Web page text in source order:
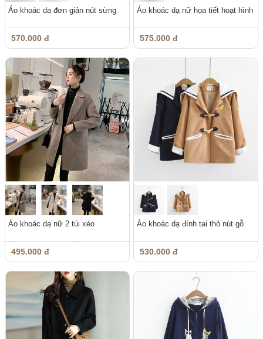
Áo khoác dạ đơn giản nút sừng
570.000 đ
Áo khoác dạ nữ họa tiết hoạt hình
575.000 đ
Áo khoác dạ nữ 2 túi xéo
495.000 đ
Áo khoác dạ đính tai thỏ nút gỗ
530.000 đ